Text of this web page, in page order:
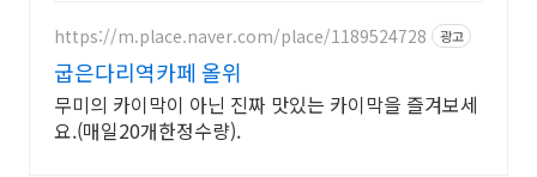
https://m.place.naver.com/place/1189524728 광고
굽은다리역카페 올위
무미의 카이막이 아닌 진짜 맛있는 카이막을 즐겨보세
요.(매일20개한정수량).